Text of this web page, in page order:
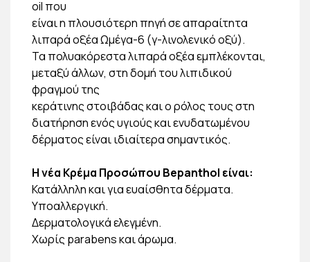
oil που
είναι η πλουσιότερη πηγή σε απαραίτητα
λιπαρά οξέα Ωμέγα-6 (γ-λινολενικό οξύ).
Τα πολυακόρεστα λιπαρά οξέα εμπλέκονται,
μεταξύ άλλων, στη δομή του λιπιδικού
φραγμού της
κεράτινης στοιβάδας και ο ρόλος τους στη
διατήρηση ενός υγιούς και ενυδατωμένου
δέρματος είναι ιδιαίτερα σημαντικός.
Η νέα Κρέμα Προσώπου Bepanthol είναι:
Κατάλληλη και για ευαίσθητα δέρματα.
Υποαλλεργική.
Δερματολογικά ελεγμένη.
Χωρίς parabens και άρωμα.